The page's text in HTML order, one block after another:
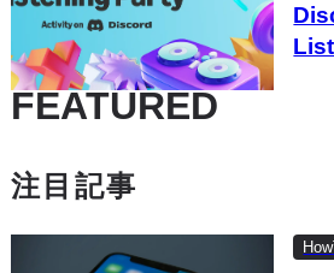
FEATURED
注目記事